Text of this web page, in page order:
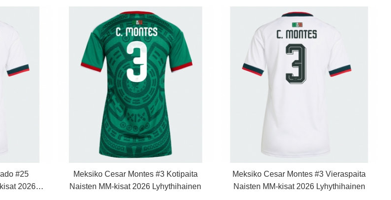
#25
2026
Meksiko Cesar Montes #3 Kotipaita
Naisten MM-kisat 2026 Lyhythihainen
Meksiko Cesar Montes #3 Vieraspaita
Naisten MM-kisat 2026 Lyhythihainen